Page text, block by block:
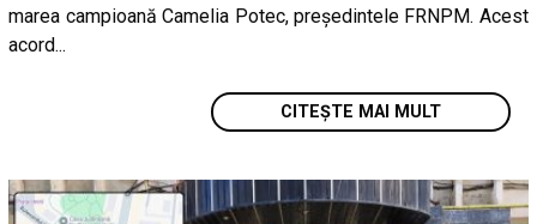
marea campioană Camelia Potec, președintele FRNPM. Acest
acord...
CITEȘTE MAI MULT